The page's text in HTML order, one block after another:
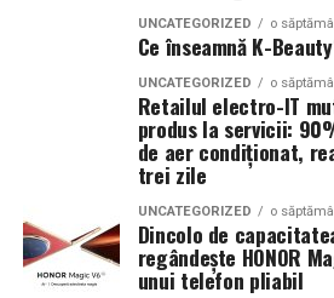
dezvoltare digitală observă adesea
de solicitări, îmbunătățirea
relației cu clienții. Beneficiile nu
se acumulează în timp și
una dintre cele mai importante
afacere care urmărește
Combinarea unui website
Pentru cei care preferă parfumurile
senzuale, Tropic Thunder
Smochina coaptă, laptele de
construiesc o compoziție inspirată
soare și de energia destinațiilor
parfum care îmbină prospețimea
notelor cremoase și lemnoase,
UNCATEGORIZED o
Ce înseamnă K-
UNCATEGORIZED o
Retailul electro-IT
produs la servicii:
de aer condiționat,
trei zile
UNCATEGORIZED o
Dincolo de
regândește HONOR
unui telefon pliabil